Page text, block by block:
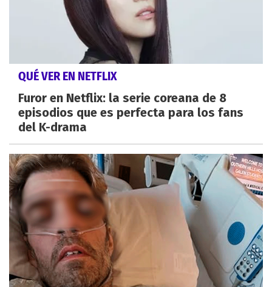
QUÉ VER EN NETFLIX
Furor en Netflix: la serie coreana de 8
episodios que es perfecta para los fans
del K-drama